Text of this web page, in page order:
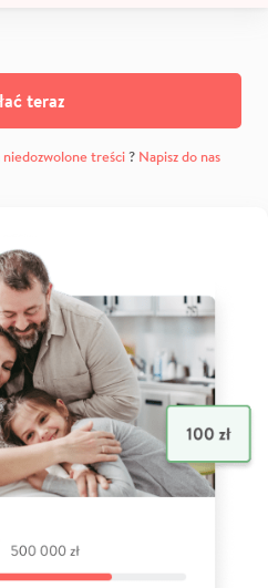
teraz
niedozwolone treści? Napisz do nas